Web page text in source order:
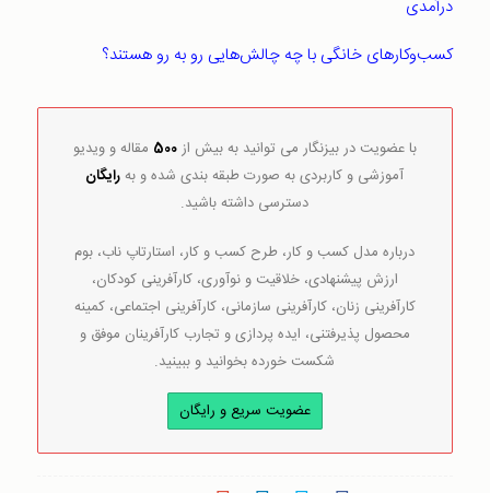
درآمدی
کسب‌و‌کارهای خانگی با چه چالش‌هایی رو به رو هستند؟
با عضویت در بیزنگار می توانید به بیش از500 مقاله و ویدیو
آموزشی و کاربردی به صورت طبقه بندی شده و بهرایگان
دسترسی داشته باشید.
درباره مدل کسب و کار، طرح کسب و کار، استارتاپ ناب، بوم
ارزش پیشنهادی، خلاقیت و نوآوری، کارآفرینی کودکان،
کارآفرینی زنان، کارآفرینی سازمانی، کارآفرینی اجتماعی، کمینه
محصول پذیرفتنی، ایده پردازی و تجارب کارآفرینان موفق و
شکست خورده بخوانید و ببینید.
عضویت سریع و رایگان